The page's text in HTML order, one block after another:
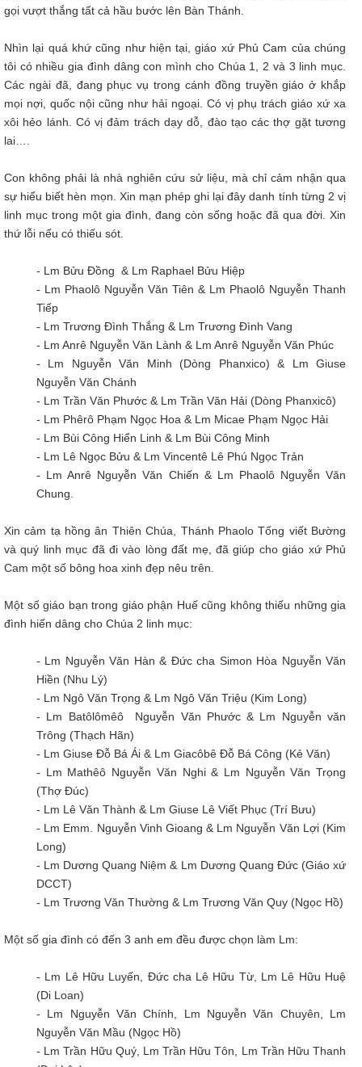
gọi vượt thắng tất cả hầu bước lên Bàn Thánh.
Nhìn lại quá khứ cũng như hiện tại, giáo xứ Phủ Cam của chúng
tôi có nhiều gia đình dâng con mình cho Chúa 1, 2 và 3 linh mục.
Các ngài đã, đang phục vụ trong cánh đồng truyền giáo ở khắp
mọi nợi, quốc nội cũng như hải ngoại. Có vị phụ trách giáo xứ xa
xôi hẻo lánh. Có vị đảm trách dạy dỗ, đào tạo các thợ gặt tương
lai….
Con không phải là nhà nghiên cứu sử liệu, mà chỉ cảm nhận qua
sự hiểu biết hèn mọn. Xin mạn phép ghi lại đây danh tính từng 2 vị
linh mục trong một gia đình, đang còn sống hoặc đã qua đời. Xin
thứ lỗi nếu có thiếu sót.
- Lm Bửu Đồng & Lm Raphael Bửu Hiệp
- Lm Phaolô Nguyễn Văn Tiên & Lm Phaolô Nguyễn Thanh
Tiếp
- Lm Trương Đình Thắng & Lm Trương Đình Vang
- Lm Anrê Nguyễn Văn Lành & Lm Anrê Nguyễn Văn Phúc
- Lm Nguyễn Văn Minh (Dòng Phanxico) & Lm Giuse
Nguyễn Văn Chánh
- Lm Trần Văn Phước & Lm Trần Văn Hải (Dòng Phanxicô)
- Lm Phêrô Phạm Ngọc Hoa & Lm Micae Phạm Ngọc Hải
- Lm Bùi Công Hiển Linh & Lm Bùi Công Minh
- Lm Lê Ngọc Bửu & Lm Vincentê Lê Phú Ngọc Trản
- Lm Anrê Nguyễn Văn Chiến & Lm Phaolô Nguyễn Văn
Chung.
Xin cảm tạ hồng ân Thiên Chúa, Thánh Phaolo Tống viết Bường
và quý linh mục đã đi vào lòng đất mẹ, đã giúp cho giáo xứ Phủ
Cam một số bông hoa xinh đẹp nêu trên.
Một số giáo bạn trong giáo phận Huế cũng không thiếu những gia
đình hiến dâng cho Chúa 2 linh mục:
- Lm Nguyễn Văn Hàn & Đức cha Simon Hòa Nguyễn Văn
Hiền (Nhu Lý)
- Lm Ngô Văn Trọng & Lm Ngô Văn Triệu (Kim Long)
- Lm Batôlômêô Nguyễn Văn Phước & Lm Nguyễn văn
Trông (Thạch Hãn)
- Lm Giuse Đỗ Bá Ái & Lm Giacôbê Đỗ Bá Công (Kẻ Văn)
- Lm Mathêô Nguyễn Văn Nghi & Lm Nguyễn Văn Trọng
(Thợ Đúc)
- Lm Lê Văn Thành & Lm Giuse Lê Viết Phục (Trí Bưu)
- Lm Emm. Nguyễn Vinh Gioang & Lm Nguyễn Văn Lợi (Kim
Long)
- Lm Dương Quang Niệm & Lm Dương Quang Đức (Giáo xứ
DCCT)
- Lm Trương Văn Thường & Lm Trương Văn Quy (Ngọc Hồ)
Một số gia đình có đến 3 anh em đều được chọn làm Lm:
- Lm Lê Hữu Luyến, Đức cha Lê Hữu Từ, Lm Lê Hữu Huệ
(Di Loan)
- Lm Nguyễn Văn Chính, Lm Nguyễn Văn Chuyên, Lm
Nguyễn Văn Mầu (Ngọc Hồ)
- Lm Trần Hữu Quý, Lm Trần Hữu Tôn, Lm Trần Hữu Thanh